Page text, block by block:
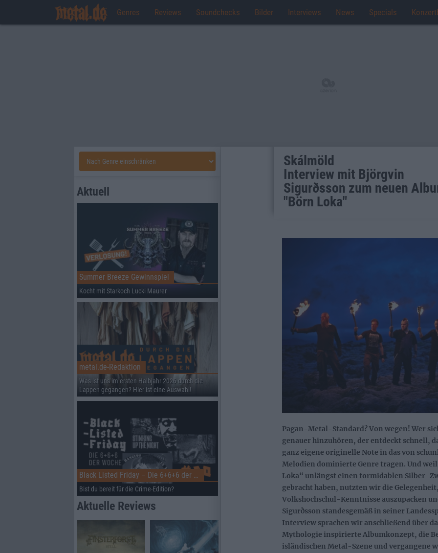
Genres Reviews Soundchecks Bilder Interviews News Specials
Skálmöld
Interview mit Björgvin
Sigurðsson zum neuen
"Börn Loka"
Pagan-Metal-Standard? Von wegen! Wer
genauer hinzuhören, der entdeckt schnell,
ganz eigene originelle Note in das von
Melodien dominierte Genre tragen. Und
Loka“ unlängst einen formidablen Silber-
gebracht haben, nutzten wir die
Volkshochschul-Kenntnisse auszupacken
Sigurðsson standesgemäß in seiner
Interview sprachen wir anschließend über
Mythologie inspirierte Albumkonzept, die
isländischen Metal-Szene und vergangene
Aktuell
Summer Breeze Gewinnspiel
Kocht mit Starkoch Lucki Maurer
metal.de-Redaktion
Was ist uns im ersten Halbjahr 2026 durch die
Lappen gegangen? Hier ist eine Auswahl!
Black Listed Friday – Die 6+6+6 der Woche
Bist du bereit für die Crime-Edition?
Aktuelle Reviews